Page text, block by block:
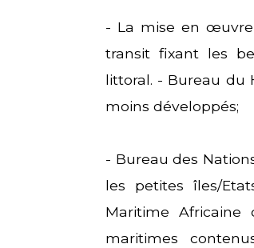
- La mise en œuvre
transit fixant les
littoral. - Bureau du
moins développés;
- Bureau des
les petites îles/
Maritime
maritimes